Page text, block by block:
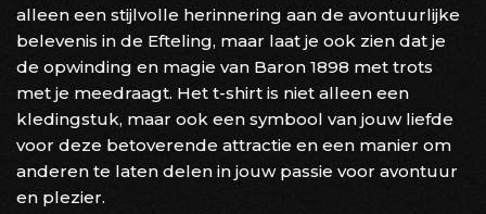
alleen een stijlvolle herinnering aan de avontuurlijke
belevenis in de Efteling, maar laat je ook zien dat je
de opwinding en magie van Baron 1898 met trots
met je meedraagt. Het t-shirt is niet alleen een
kledingstuk, maar ook een symbool van jouw liefde
voor deze betoverende attractie en een manier om
anderen te laten delen in jouw passie voor avontuur
en plezier.